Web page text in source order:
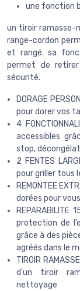
une fonction
un tiroir ramasse-
range-cordon
et rangé. sa
permet de
sécurité.
DORAGE
pour dorer vos
4
accessibles
stop,
2 FENTES
pour griller tous
REMONTEE
dorées pour
protection de
grâce à des
agréés dans le
TIROIR
d'un tiroir
nettoyage